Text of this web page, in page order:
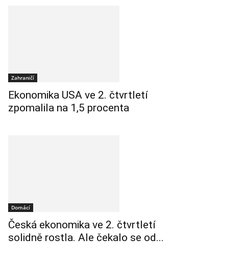
Zahraničí
Ekonomika USA ve 2. čtvrtletí
zpomalila na 1,5 procenta
Domácí
Česká ekonomika ve 2. čtvrtletí
solidně rostla. Ale čekalo se od...